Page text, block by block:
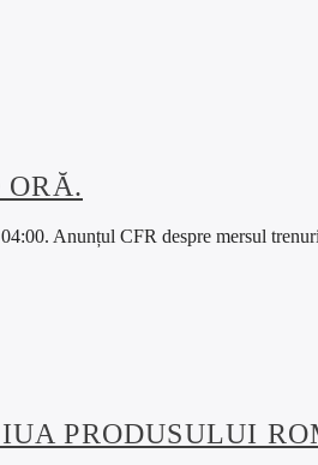
Anunțul CFR despre mersul
PRODUSULUI